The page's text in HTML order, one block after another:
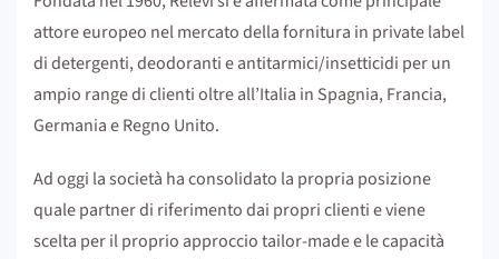
attore europeo nel mercato della fornitura in private label
di detergenti, deodoranti e antitarmici/insetticidi per un
ampio range di clienti oltre all’Italia in Spagnia, Francia,
Germania e Regno Unito.
Ad oggi la società ha consolidato la propria posizione
quale partner di riferimento dai propri clienti e viene
scelta per il proprio approccio tailor-made e le capacità